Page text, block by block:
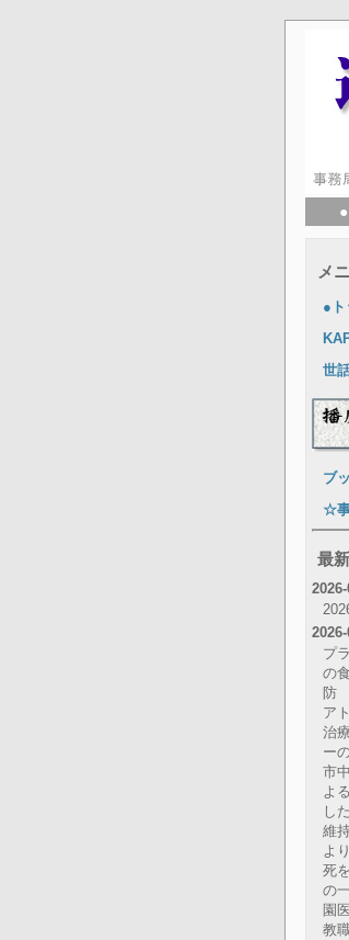
メ
●ト
世
ブ
☆事
最
プ
の
防
ア
治
ー
市
よ
し
維
よ
死
の
園
教